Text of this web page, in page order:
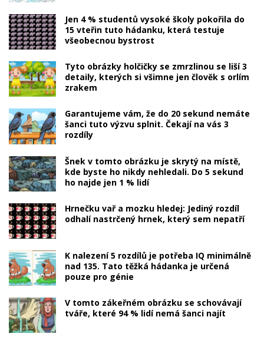
Jen 4 % studentů vysoké školy pokořila do
15 vteřin tuto hádanku, která testuje
všeobecnou bystrost
Tyto obrázky holčičky se zmrzlinou se liší 3
detaily, kterých si všimne jen člověk s orlím
zrakem
Garantujeme vám, že do 20 sekund nemáte
šanci tuto výzvu splnit. Čekají na vás 3
rozdíly
Šnek v tomto obrázku je skrytý na místě,
kde byste ho nikdy nehledali. Do 5 sekund
ho najde jen 1 % lidí
Hrnečku vař a mozku hledej: Jediný rozdíl
odhalí nastrčený hrnek, který sem nepatří
K nalezení 5 rozdílů je potřeba IQ minimálně
nad 135. Tato těžká hádanka je určená
pouze pro génie
V tomto zákeřném obrázku se schovávají
tváře, které 94 % lidí nemá šanci najít